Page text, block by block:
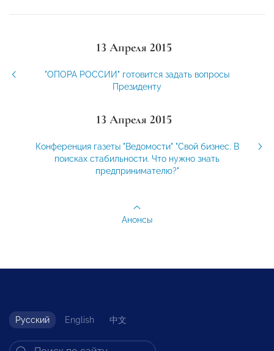
13 Апреля 2015
"ОПОРА РОССИИ" готовится задать вопросы
Президенту
13 Апреля 2015
Конференция газеты "Ведомости" "Свой бизнес. В
поисках стабильности. Что нужно знать
предпринимателю?"
Анонсы
Русский English 中文